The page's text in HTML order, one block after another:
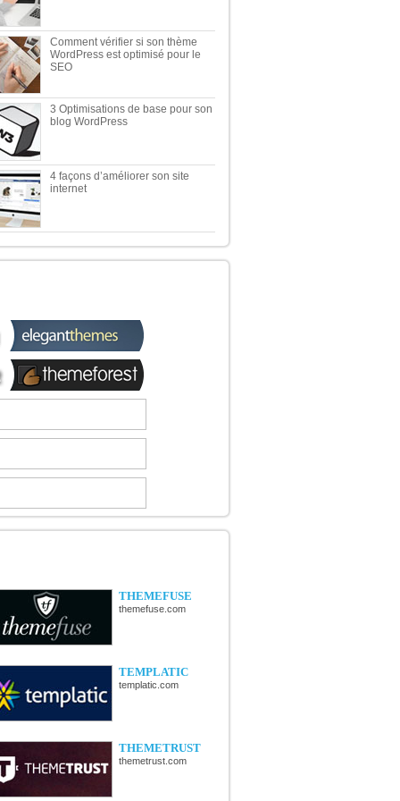
Comment vérifier si son thème
WordPress est optimisé pour le
SEO
3 Optimisations de base pour son
blog WordPress
4 façons d’améliorer son site
internet
THEMEFUSE
themefuse.com
TEMPLATIC
templatic.com
THEMETRUST
themetrust.com